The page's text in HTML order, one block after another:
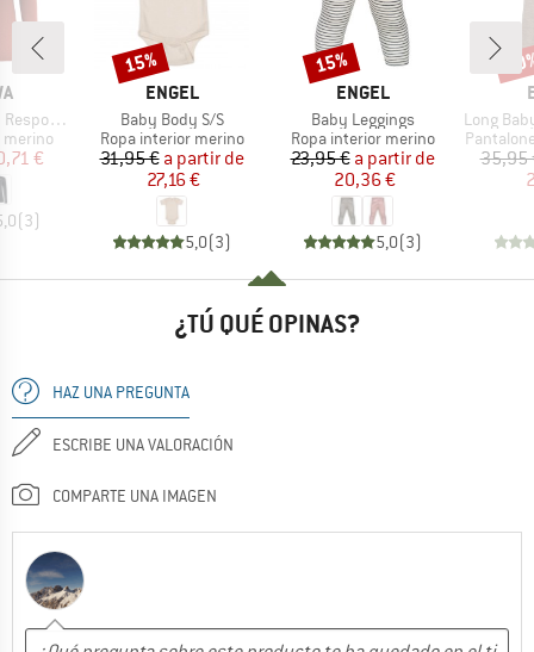
L/S Tee
reducido
€
(3)
MARCA
ENGEL
Artículo
Baby Body S/S
Product group
Ropa interior merino
Precio
31,95 € Precio reducido
a partir de
27,16 €
5,0(3)
Descuento
15%
MARCA
ENGEL
Artículo
Baby Leggings
Product group
Ropa interior merino
Precio
23,95 € Precio reducido
a partir de
20,36 €
5,0(3)
Descuento
15%
Artículo
Long Baby
Product
35,95
¿TÚ QUÉ OPINAS?
HAZ UNA PREGUNTA
ESCRIBE UNA VALORACIÓN
COMPARTE UNA IMAGEN